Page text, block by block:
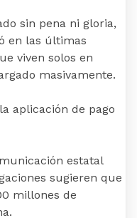
sin pena ni gloria,
en las últimas
viven solos en
masivamente.
aplicación de pago
estatal
sugieren que
millones de